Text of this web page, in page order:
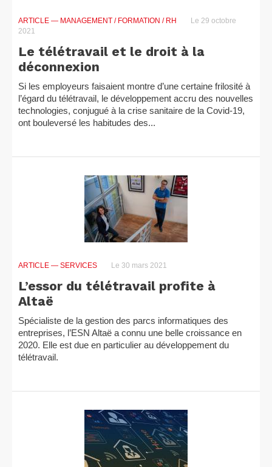
ARTICLE — MANAGEMENT / FORMATION / RH
Le 29 octobre
2021
Le télétravail et le droit à la
déconnexion
Si les employeurs faisaient montre d’une certaine frilosité à
l’égard du télétravail, le développement accru des nouvelles
technologies, conjugué à la crise sanitaire de la Covid-19,
ont bouleversé les habitudes des...
ARTICLE — SERVICES Le 30 mars 2021
L’essor du télétravail profite à
Altaë
Spécialiste de la gestion des parcs informatiques des
entreprises, l’ESN Altaë a connu une belle croissance en
2020. Elle est due en particulier au développement du
télétravail.